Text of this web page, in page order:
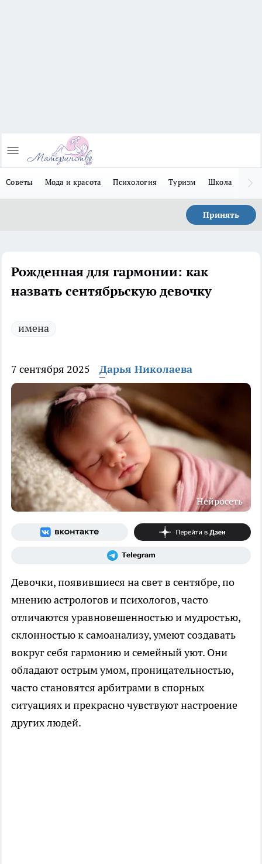
Советы Мода и красота Психология Туризм Школа
Принять
Рожденная для гармонии: как
назвать сентябрьскую девочку
имена
7 сентября 2025 Дарья Николаева
Нейросеть
Девочки, появившиеся на свет в сентябре, по
мнению астрологов и психологов, часто
отличаются уравновешенностью и мудростью,
склонностью к самоанализу, умеют создавать
вокруг себя гармонию и семейный уют. Они
обладают острым умом, проницательностью,
часто становятся арбитрами в спорных
ситуациях и прекрасно чувствуют настроение
других людей.